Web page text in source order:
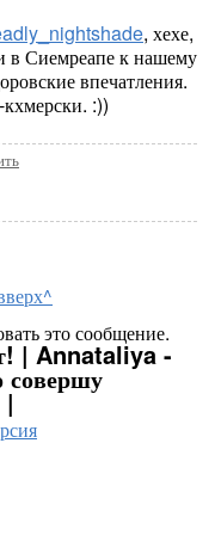
, хехе,
в Сиемреапе к нашему
впечатления.
:))
это сообщение.
| Annataliya -
совершу
|